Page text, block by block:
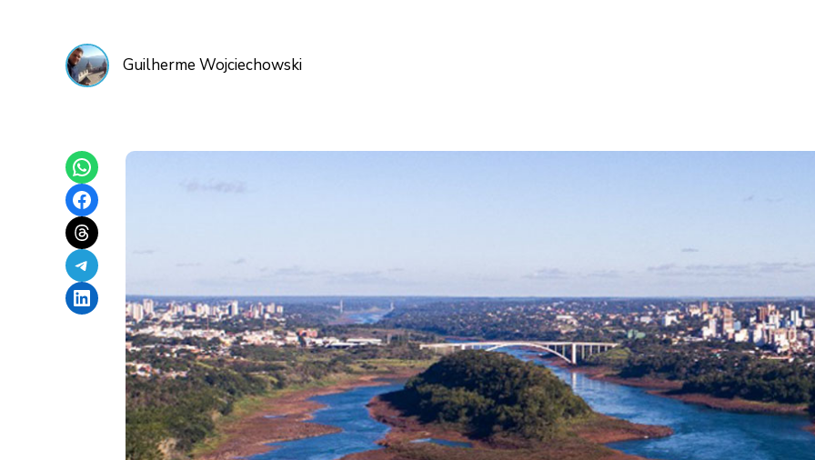
Guilherme Wojciechowski
Share on WhatsApp
Share on Facebook
Share on Threads
Share on Telegram
Share on LinkedIn